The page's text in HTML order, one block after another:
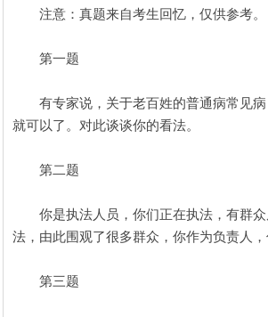
注意：真题来自考生回忆，仅供参考。
第一题
有专家说，关于老百姓的普通病常见病
就可以了。对此谈谈你的看法。
第二题
你是执法人员，你们正在执法，有群众
法，由此围观了很多群众，你作为负责人，
第三题